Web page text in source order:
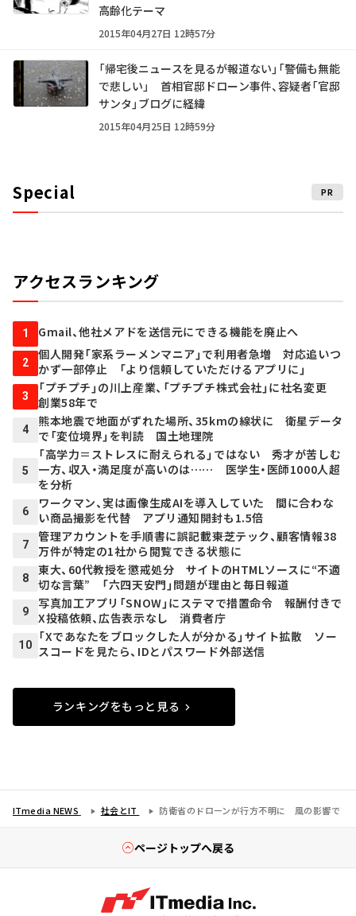
高齢化テーマ
2015年04月27日 12時57分
「帰宅後ニュースを見るが報道ない」「警備も無能
で悲しい」 首相官邸ドローン事件、容疑者「官邸
サンタ」ブログに経緯
2015年04月25日 12時59分
Special PR
アクセスランキング
1 Gmail、他社メアドを送信元にできる機能を廃止へ
2
個人開発「家系ラーメンマニア」で利用者急増 対応追いつ
かず一部停止 「より信頼していただけるアプリに」
3
「プチプチ」の川上産業、「プチプチ株式会社」に社名変更
創業58年で
4
熊本地震で地面がずれた場所、35kmの線状に 衛星データ
で「変位境界」を判読 国土地理院
5
「高学力＝ストレスに耐えられる」ではない 秀才が苦しむ
一方、収入・満足度が高いのは…… 医学生・医師1000人超
を分析
6
ワークマン、実は画像生成AIを導入していた 間に合わな
い商品撮影を代替 アプリ通知開封も1.5倍
7
管理アカウントを手順書に誤記載――東芝テック、顧客情報38
万件が特定の1社から閲覧できる状態に
8
東大、60代教授を懲戒処分 サイトのHTMLソースに“不適
切な言葉” 「六四天安門」問題が理由と毎日報道
9
写真加工アプリ「SNOW」にステマで措置命令 報酬付きで
X投稿依頼、広告表示なし 消費者庁
10
「Xであなたをブロックした人が分かる」サイト拡散 ソー
スコードを見たら、IDとパスワード外部送信
ランキングをもっと見る
ITmedia NEWS 社会とIT 防衛省のドローンが行方不明に 風の影響で
ページトップへ戻る